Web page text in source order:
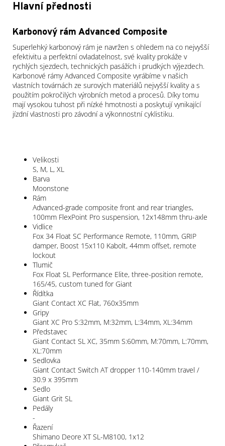
Hlavní přednosti
Karbonový rám Advanced Composite
Superlehký karbonový rám je navržen s ohledem na co nejvyšší
efektivitu a perfektní ovladatelnost, své kvality prokáže v
rychlých sjezdech, technických pasážích i prudkých výjezdech.
Karbonové rámy Advanced Composite vyrábíme v našich
vlastních továrnách ze surových materiálů nejvyšší kvality a s
použitím pokročilých výrobních metod a procesů. Díky tomu
mají vysokou tuhost při nízké hmotnosti a poskytují vynikající
jízdní vlastnosti pro závodní a výkonnostní cyklistiku.
Velikosti
S, M, L, XL
Barva
Moonstone
Rám
Advanced-grade composite front and rear triangles,
100mm FlexPoint Pro suspension, 12x148mm thru-axle
Vidlice
Fox 34 Float SC Performance Remote, 110mm, GRIP
damper, Boost 15x110 Kabolt, 44mm offset, remote
lockout
Tlumič
Fox Float SL Performance Elite, three-position remote,
165/45, custom tuned for Giant
Řídítka
Giant Contact XC Flat, 760x35mm
Gripy
Giant XC Pro S:32mm, M:32mm, L:34mm, XL:34mm
Představec
Giant Contact SL XC, 35mm S:60mm, M:70mm, L:70mm,
XL:70mm
Sedlovka
Giant Contact Switch AT dropper 110-140mm travel /
30.9 x 395mm
Sedlo
Giant Grit SL
Pedály
-
Řazení
Shimano Deore XT SL-M8100, 1x12